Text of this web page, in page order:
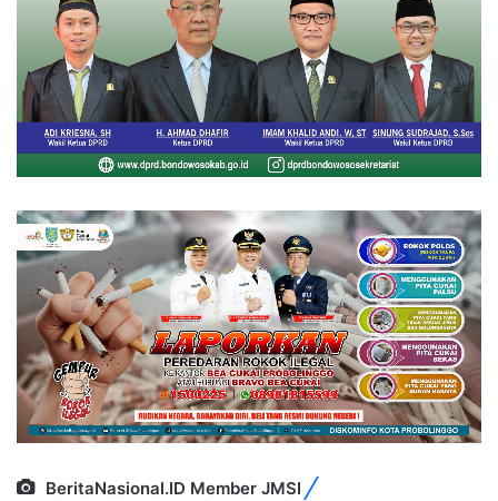
BeritaNasional.ID Member JMSI